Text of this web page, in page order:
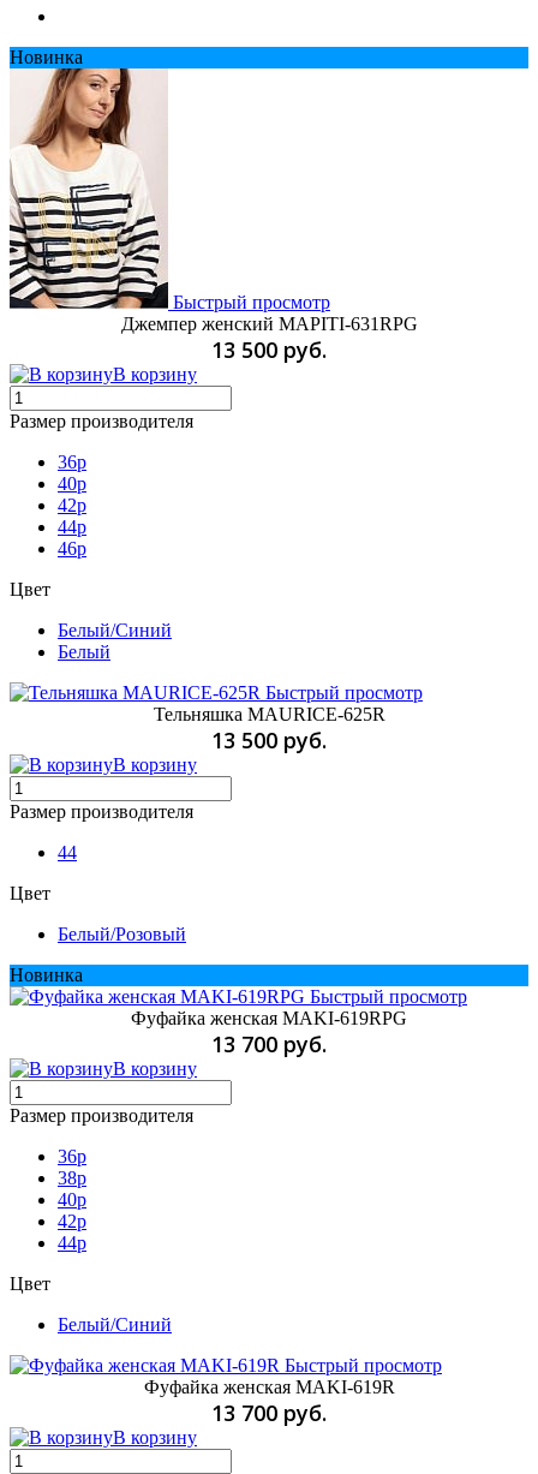
Новинка
Быстрый просмотр
Джемпер женский MAPITI-631RPG
13 500 руб.
В корзину
Размер производителя
36p
40p
42p
44p
46p
Цвет
Белый/Синий
Белый
Быстрый просмотр
Тельняшка MAURICE-625R
13 500 руб.
В корзину
Размер производителя
44
Цвет
Белый/Розовый
Новинка
Быстрый просмотр
Фуфайка женская MAKI-619RPG
13 700 руб.
В корзину
Размер производителя
36p
38p
40p
42p
44p
Цвет
Белый/Синий
Быстрый просмотр
Фуфайка женская MAKI-619R
13 700 руб.
В корзину